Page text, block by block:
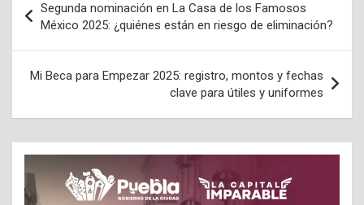
de
entradas
Segunda nominación en La Casa de los Famosos
México 2025: ¿quiénes están en riesgo de eliminación?
Mi Beca para Empezar 2025: registro, montos y fechas
clave para útiles y uniformes